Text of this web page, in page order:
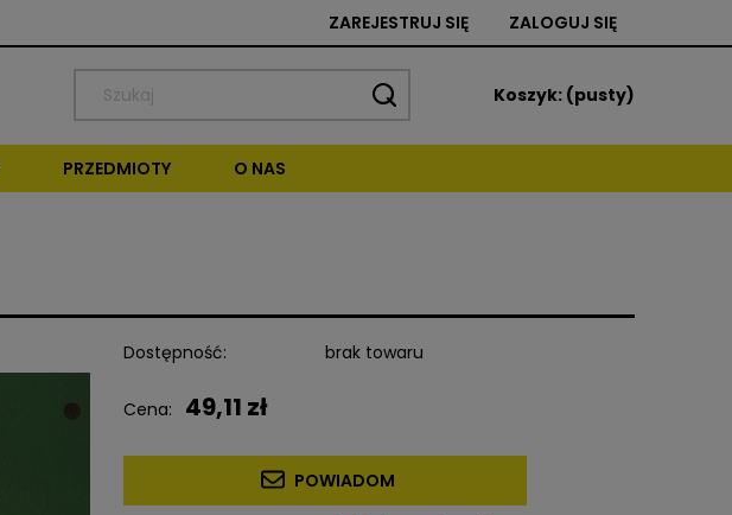
ZAREJESTRUJ SIĘ ZALOGUJ SIĘ
Koszyk: (pusty)
PRZEDMIOTY O NAS
Dostępność: brak towaru
Cena: 49,11 zł
POWIADOM